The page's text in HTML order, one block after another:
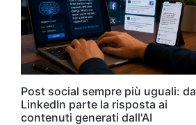
Post social sempre più uguali: da
LinkedIn parte la risposta ai
contenuti generati dall'AI